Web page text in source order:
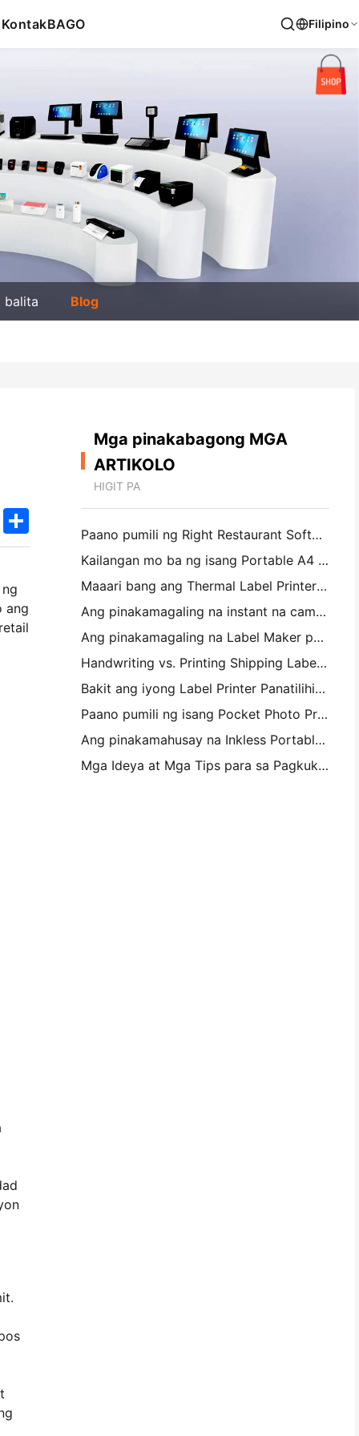
KontakBAGO Filipino
balita Blog
TwitterShare
ang
Mga pinakabagong MGA
ARTIKOLO
HIGIT PA
Paano pumili ng Right Restaurant Software para sa iyong Maliit o Midsize Restaurant
Kailangan mo ba ng isang Portable A4 Printer para sa mga Warehouse Invoices? Ano talagang gumagana
Maaari bang ang Thermal Label Printers ay gumawa ng Waterproof Labels para sa mga maliliit na Producto ng negosyo?
Ang pinakamagaling na instant na camera para sa mga magsimula na ayaw magbasura ng papel
Ang pinakamagaling na Label Maker para sa Pagpapakita at Scrapbooking: Magdagdag ng Karagdagang Color sa bawat Pahina
Handwriting vs. Printing Shipping Labels: Tips for Small Businesses noong 2026
Bakit ang iyong Label Printer Panatilihin ang Jamming?
Paano pumili ng isang Pocket Photo Printer: Isang kumpletong pahayag para sa Pagmamamahayag, Travel, at iPhone Users
Ang pinakamahusay na Inkless Portable Printer para sa Travel, School, at Mobile Work: Hanin MT620 Pro Review
Mga Ideya at Mga Tips para sa Pagkukumpisal ng Kambahay at Dorm